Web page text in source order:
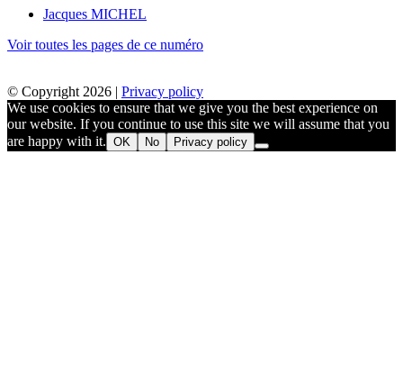
Jacques MICHEL
Voir toutes les pages de ce numéro
© Copyright 2026 | Privacy policy
We use cookies to ensure that we give you the best experience on
our website. If you continue to use this site we will assume that you
are happy with it. OK No Privacy policy